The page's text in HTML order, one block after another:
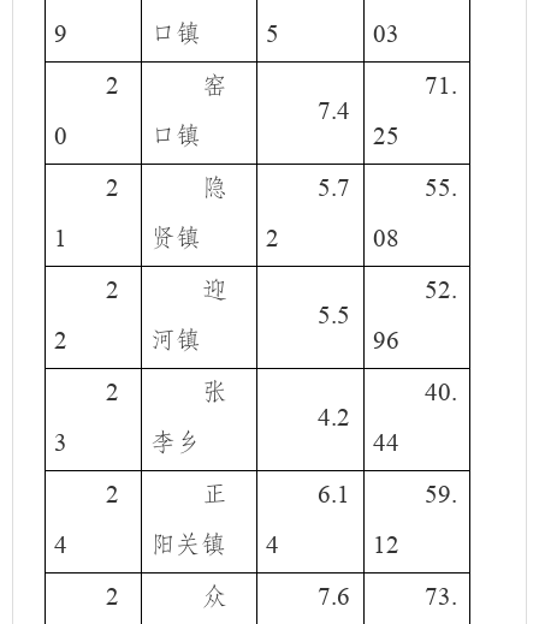
9
口镇
5
03
2
0
窑
口镇
7.4
71.
25
2
1
隐
贤镇
5.7
2
55.
08
2
2
迎
河镇
5.5
52.
96
2
3
张
李乡
4.2
40.
44
2
4
正
阳关镇
6.1
4
59.
12
2
众 7.6 73.